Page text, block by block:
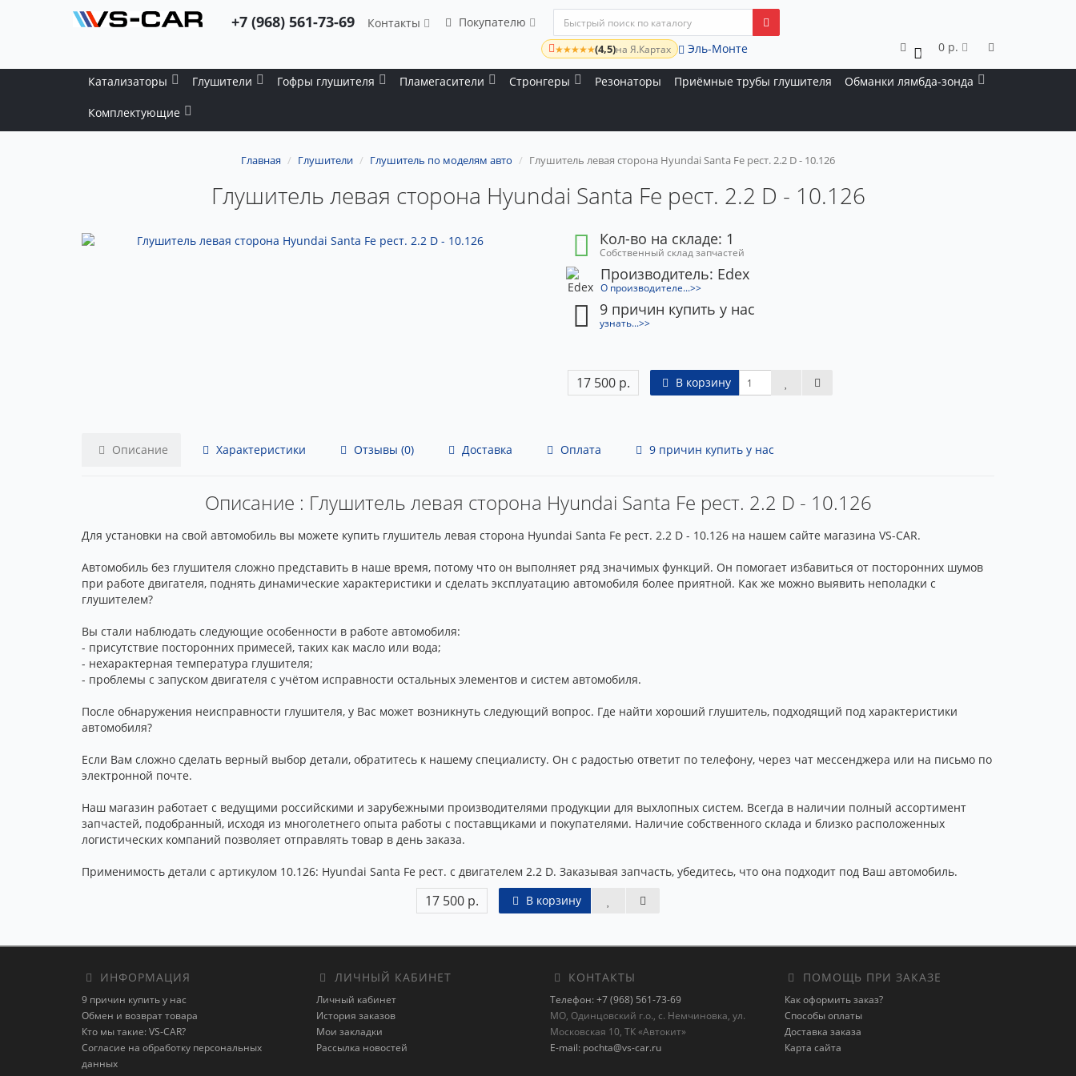
+7 (968) 561-73-69 Контакты Покупателю
★★★★★(4,5)на Я.Картах Эль-Монте 0 0 р.
Катализаторы Глушители Гофры глушителя Пламегасители Стронгеры Резонаторы Приёмные трубы глушителя Обманки лямбда-зонда
Комплектующие
Главная Глушители Глушитель по моделям авто Глушитель левая сторона Hyundai Santa Fe рест. 2.2 D - 10.126
Глушитель левая сторона Hyundai Santa Fe рест. 2.2 D - 10.126
Кол-во на складе: 1
Собственный склад запчастей
Производитель: Edex
О производителе...>>
9 причин купить у нас
узнать...>>
17 500 р. В корзину
Описание Характеристики Отзывы (0) Доставка Оплата 9 причин купить у нас
Описание : Глушитель левая сторона Hyundai Santa Fe рест. 2.2 D - 10.126
Для установки на свой автомобиль вы можете купить глушитель левая сторона Hyundai Santa Fe рест. 2.2 D - 10.126 на нашем сайте магазина VS-CAR.
Автомобиль без глушителя сложно представить в наше время, потому что он выполняет ряд значимых функций. Он помогает избавиться от посторонних шумов
при работе двигателя, поднять динамические характеристики и сделать эксплуатацию автомобиля более приятной. Как же можно выявить неполадки с
глушителем?
Вы стали наблюдать следующие особенности в работе автомобиля:
- присутствие посторонних примесей, таких как масло или вода;
- нехарактерная температура глушителя;
- проблемы с запуском двигателя с учётом исправности остальных элементов и систем автомобиля.
После обнаружения неисправности глушителя, у Вас может возникнуть следующий вопрос. Где найти хороший глушитель, подходящий под характеристики
автомобиля?
Если Вам сложно сделать верный выбор детали, обратитесь к нашему специалисту. Он с радостью ответит по телефону, через чат мессенджера или на письмо по
электронной почте.
Наш магазин работает с ведущими российскими и зарубежными производителями продукции для выхлопных систем. Всегда в наличии полный ассортимент
запчастей, подобранный, исходя из многолетнего опыта работы с поставщиками и покупателями. Наличие собственного склада и близко расположенных
логистических компаний позволяет отправлять товар в день заказа.
Применимость детали с артикулом 10.126: Hyundai Santa Fe рест. с двигателем 2.2 D. Заказывая запчасть, убедитесь, что она подходит под Ваш автомобиль.
17 500 р. В корзину
ИНФОРМАЦИЯ
9 причин купить у нас
Обмен и возврат товара
Кто мы такие: VS-CAR?
Согласие на обработку персональных
данных
ЛИЧНЫЙ КАБИНЕТ
Личный кабинет
История заказов
Мои закладки
Рассылка новостей
КОНТАКТЫ
Телефон: +7 (968) 561-73-69
МО, Одинцовский г.о., с. Немчиновка, ул.
Московская 10, ТК «Автокит»
E-mail: pochta@vs-car.ru
ПОМОЩЬ ПРИ ЗАКАЗЕ
Как оформить заказ?
Способы оплаты
Доставка заказа
Карта сайта